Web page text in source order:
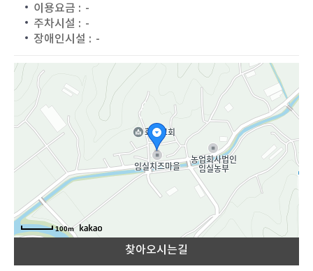
이용요금 : -
주차시설 : -
장애인시설 : -
지도
100m
찾아오시는길